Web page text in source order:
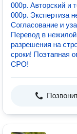
000р. Авторский и
000р. Экспертиза
Согласование и
Перевод в
разрешения на
сроки! Поэтапная
СРО!